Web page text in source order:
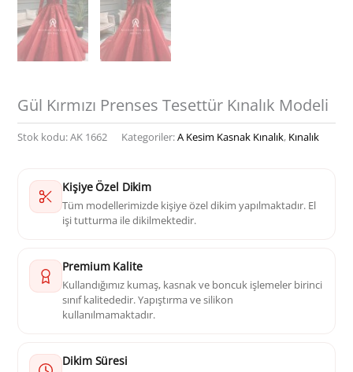
Gül Kırmızı Prenses Tesettür Kınalık Modeli
Stok kodu:AK 1662 Kategoriler:A Kesim Kasnak Kınalık, Kınalık
Kişiye Özel Dikim
Tüm modellerimizde kişiye özel dikim yapılmaktadır. El
işi tutturma ile dikilmektedir.
Premium Kalite
Kullandığımız kumaş, kasnak ve boncuk işlemeler birinci
sınıf kalitededir. Yapıştırma ve silikon
kullanılmamaktadır.
Dikim Süresi